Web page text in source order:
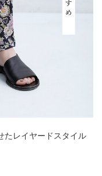
たレイヤードスタイル